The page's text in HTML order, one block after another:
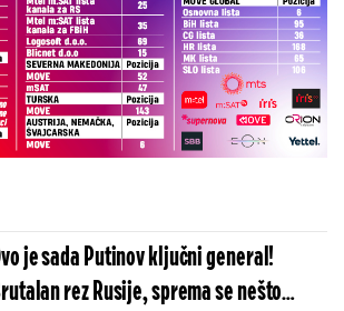
je sada Putinov ključni general!
rez Rusije, sprema se nešto